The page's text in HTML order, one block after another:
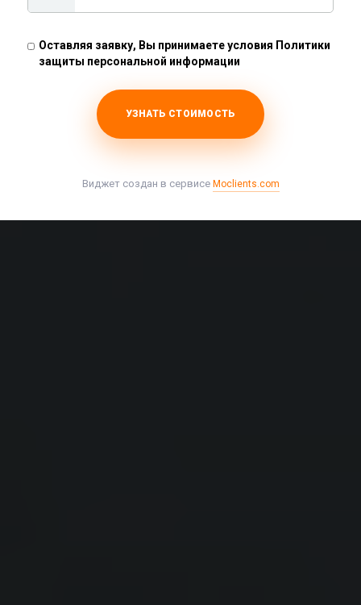
Владимире
Оставляя заявку, Вы принимаете условия Политики
защиты персональной информации
УЗНАТЬ СТОИМОСТЬ
Виджет создан в сервисе Moclients.com